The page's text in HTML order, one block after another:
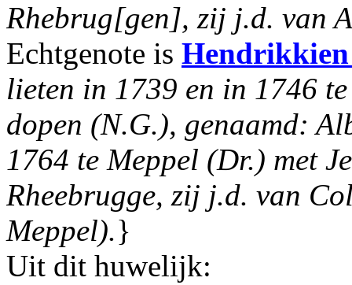
Rhebrug[gen], zij j.d. van
Echtgenote is Hendrikkien
lieten in 1739 en in 1746
dopen (N.G.), genaamd:
1764 te Meppel (Dr.) met
Rheebrugge, zij j.d. van
Meppel).}
Uit dit huwelijk: